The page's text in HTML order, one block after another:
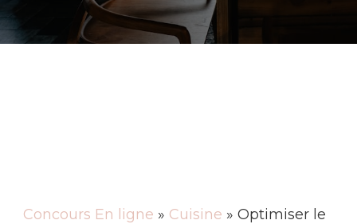
Concours En ligne » Cuisine » Optimiser le